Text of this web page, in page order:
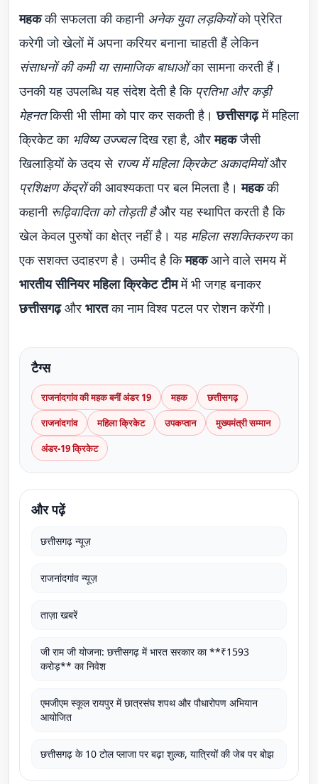
महककी सफलता की कहानी अनेक युवा लड़कियोंको प्रेरित
करेगी जो खेलों में अपना करियर बनाना चाहती हैं लेकिन
संसाधनों की कमी या सामाजिक बाधाओंका सामना करती हैं।
उनकी यह उपलब्धि यह संदेश देती है कि प्रतिभा और कड़ी
मेहनतकिसी भी सीमा को पार कर सकती है।छत्तीसगढ़में महिला
क्रिकेट का भविष्य उज्ज्वलदिख रहा है, औरमहकजैसी
खिलाड़ियों के उदय से राज्य में महिला क्रिकेट अकादमियोंऔर
प्रशिक्षण केंद्रोंकी आवश्यकता पर बल मिलता है।महककी
कहानी रूढ़िवादिता को तोड़ती हैऔर यह स्थापित करती है कि
खेल केवल पुरुषों का क्षेत्र नहीं है। यह महिला सशक्तिकरणका
एक सशक्त उदाहरण है। उम्मीद है किमहकआने वाले समय में
भारतीय सीनियर महिला क्रिकेट टीममें भी जगह बनाकर
छत्तीसगढ़और भारतका नाम विश्व पटल पर रोशन करेंगी।
टैग्स
राजनांदगांव की महक बनीं अंडर 19 महक
छत्तीसगढ़
राजनांदगांव
महिला क्रिकेट उपकप्तान
मुख्यमंत्री सम्मान
अंडर-19 क्रिकेट
और पढ़ें
छत्तीसगढ़ न्यूज़
राजनांदगांव न्यूज़
ताज़ा खबरें
जी राम जी योजना: छत्तीसगढ़ में भारत सरकार का **₹1593
करोड़** का निवेश
एमजीएम स्कूल रायपुर में छात्रसंघ शपथ और पौधारोपण अभियान
आयोजित
छत्तीसगढ़ के 10 टोल प्लाजा पर बढ़ा शुल्क, यात्रियों की जेब पर बोझ